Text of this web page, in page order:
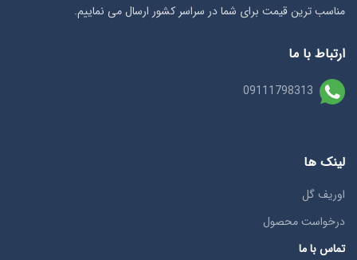
مناسب ترین قیمت برای شما در سراسر کشور ارسال می نماییم.
ارتباط با ما
09111798313
لینک ها
اوریف گل
درخواست محصول
تماس با ما